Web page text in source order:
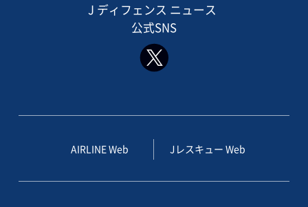
J ディフェンス ニュース
公式SNS
AIRLINE Web Jレスキュー Web